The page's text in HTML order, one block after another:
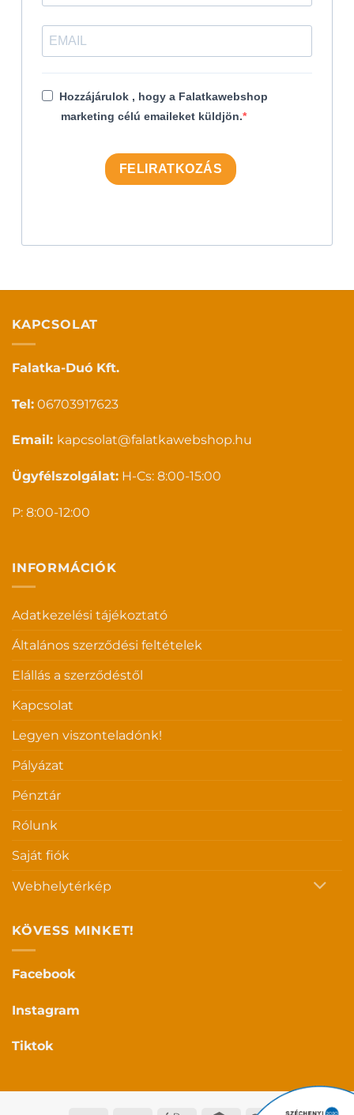
Hozzájárulok , hogy a Falatkawebshop
marketing célú emaileket küldjön.
FELIRATKOZÁS
KAPCSOLAT
Falatka-Duó Kft.
Tel: 06703917623
Email: kapcsolat@falatkawebshop.hu
Ügyfélszolgálat: H-Cs: 8:00-15:00
P: 8:00-12:00
INFORMÁCIÓK
Adatkezelési tájékoztató
Általános szerződési feltételek
Elállás a szerződéstől
Kapcsolat
Legyen viszonteladónk!
Pályázat
Pénztár
Rólunk
Saját fiók
Webhelytérkép
KÖVESS MINKET!
Facebook
Instagram
Tiktok